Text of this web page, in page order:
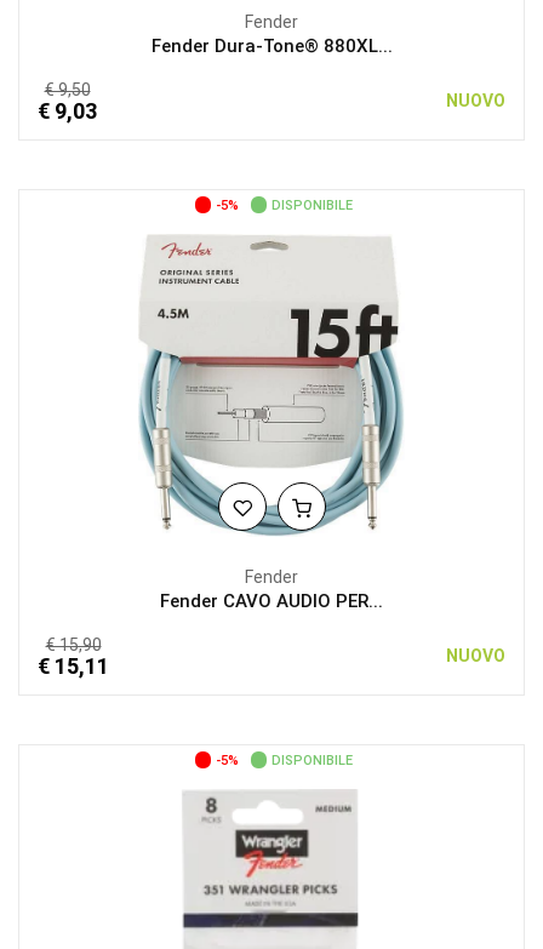
Fender
Fender Dura-Tone® 880XL...
€ 9,50
€ 9,03 NUOVO
-5% DISPONIBILE
Fender
Fender CAVO AUDIO PER...
€ 15,90
€ 15,11 NUOVO
-5% DISPONIBILE